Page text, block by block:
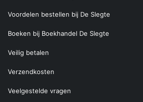
Voordelen bestellen bij De Slegte
Boeken bij Boekhandel De Slegte
Veilig betalen
Verzendkosten
Veelgestelde vragen